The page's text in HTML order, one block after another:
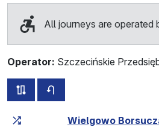
All journeys are
Operator: Szczecińskie
all routes of this line
Cumulative travel time
Wielgowo